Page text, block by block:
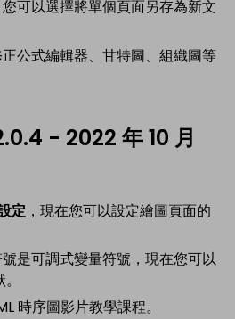
可以選擇將單個頁面另存為新文
公式編輯器、甘特圖、組織圖等
- 2022 年 10 月
定 ，現在您可以設定繪圖頁面的
是可調式變量符號，現在您可以
時序圖影片教學課程。